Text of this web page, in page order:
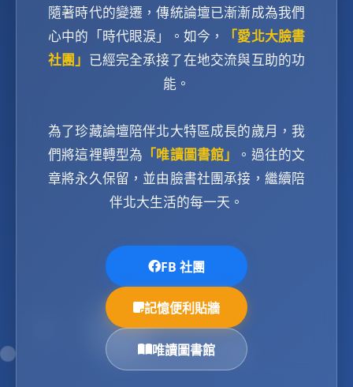
隨著時代的變遷，傳統論壇已漸漸成為我們
心中的「時代眼淚」。如今，
「愛北大臉書
社團」 已經完全承接了在地交流與互助的功
能。
為了珍藏論壇陪伴北大特區成長的歲月，我
們將這裡轉型為 「唯讀圖書館」
。過往的文
章將永久保留，並由臉書社團承接，繼續陪
伴北大生活的每一天。
FB 社團
記憶便利貼牆
唯讀圖書館